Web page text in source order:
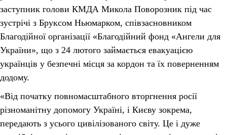
заступник голови КМДА Микола Поворозник під час
зустрічі з Бруксом Ньюмарком, співзасновником
Благодійної організації «Благодійний фонд «Ангели для
України», що з 24 лютого займається евакуацією
українців у безпечні місця за кордон та їх поверненням
додому.
«Від початку повномасштабного вторгнення росії
різноманітну допомогу Україні, і Києву зокрема,
передають з усього цивілізованого світу. Це і дуже